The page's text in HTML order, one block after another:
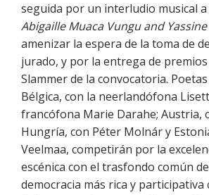
seguida por un interludio musical a
Abigaille Muaca Vungu and Yassine
amenizar la espera de la toma de
jurado, y por la entrega de
Slammer de la convocatoria. Poetas
Bélgica, con la neerlandófona
francófona Marie Darahe; Austria,
Hungría, con Péter Molnár y
Veelmaa, competirán por la
escénica con el trasfondo común
democracia más rica y